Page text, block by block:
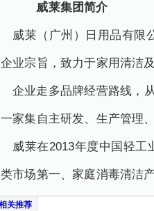
威莱集团简介
威莱（广州）日用品有限
企业宗旨，致力于家用清洁
企业走多品牌经营路线，
一家集自主研发、生产管理
威莱在2013年度中国轻工
类市场第一、家庭消毒清洁